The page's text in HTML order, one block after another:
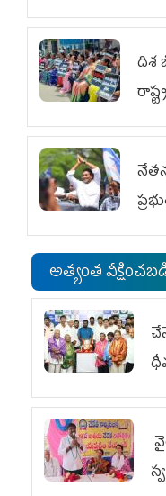
దిశ
అత్యంత